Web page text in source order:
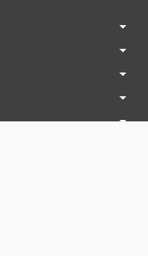
arrow_drop_down
arrow_drop_down
arrow_drop_down
arrow_drop_down
arrow_drop_down